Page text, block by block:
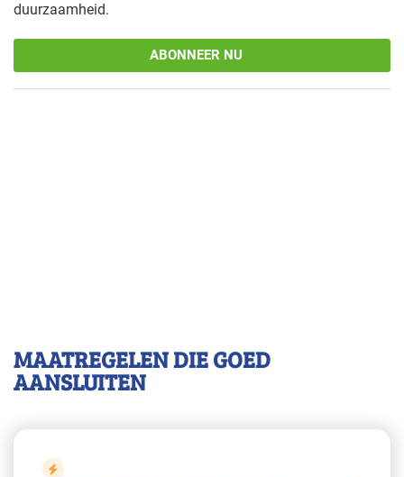
duurzaamheid.
ABONNEER NU
MAATREGELEN DIE GOED
AANSLUITEN